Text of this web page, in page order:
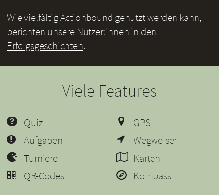
Wie vielfältig Actionbound genutzt werden kann,
berichten unsere Nutzer:innen in den
Erfolgsgeschichten.
Viele Features
Quiz
Aufgaben
Turniere
QR-Codes
GPS
Wegweiser
Karten
Kompass